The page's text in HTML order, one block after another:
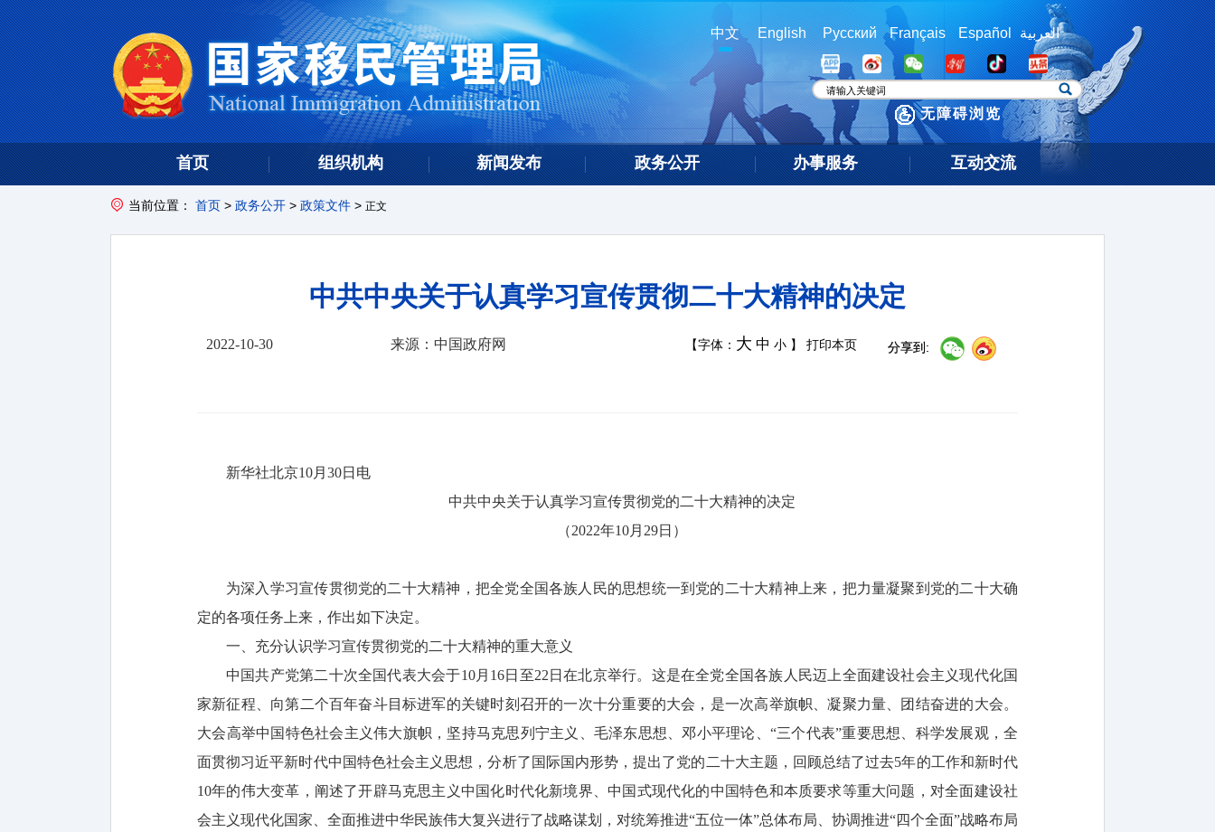
中文 English Русский Français Español العربية
无障碍浏览
首页 组织机构 新闻发布 政务公开 办事服务 互动交流
当前位置： 首页 > 政务公开 > 政策文件 > 正文
中共中央关于认真学习宣传贯彻二十大精神的决定
2022-10-30 来源：中国政府网 【字体： 大 中 小 】 打印本页 分享到:
新华社北京10月30日电
中共中央关于认真学习宣传贯彻党的二十大精神的决定
（2022年10月29日）
为深入学习宣传贯彻党的二十大精神，把全党全国各族人民的思想统一到党的二十大精神上来，把力量凝聚到党的二十大确
定的各项任务上来，作出如下决定。
一、充分认识学习宣传贯彻党的二十大精神的重大意义
中国共产党第二十次全国代表大会于10月16日至22日在北京举行。这是在全党全国各族人民迈上全面建设社会主义现代化国
家新征程、向第二个百年奋斗目标进军的关键时刻召开的一次十分重要的大会，是一次高举旗帜、凝聚力量、团结奋进的大会。
大会高举中国特色社会主义伟大旗帜，坚持马克思列宁主义、毛泽东思想、邓小平理论、“三个代表”重要思想、科学发展观，全
面贯彻习近平新时代中国特色社会主义思想，分析了国际国内形势，提出了党的二十大主题，回顾总结了过去5年的工作和新时代
10年的伟大变革，阐述了开辟马克思主义中国化时代化新境界、中国式现代化的中国特色和本质要求等重大问题，对全面建设社
会主义现代化国家、全面推进中华民族伟大复兴进行了战略谋划，对统筹推进“五位一体”总体布局、协调推进“四个全面”战略布局